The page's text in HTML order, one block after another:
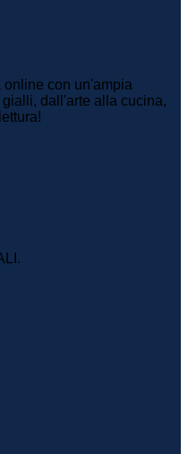
online con un'ampia
dall'arte alla cucina,